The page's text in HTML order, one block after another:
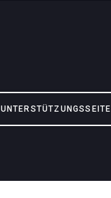
UNTERSTÜTZUNGSSEITE